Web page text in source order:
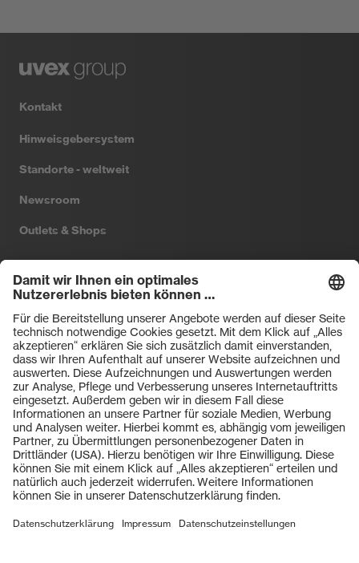
Kontakt
Hinweisgebersystem
Standorte - weltweit
Newsroom
Outlets & Shops
HexArmor
laservision
Primetta
uvex safety
uvex sports
Hiplok
Rainer Winter Stiftung
ZU DEN SHOPS
AGBs Einkaufsbedingungen Vertriebsbedingungen Impressum